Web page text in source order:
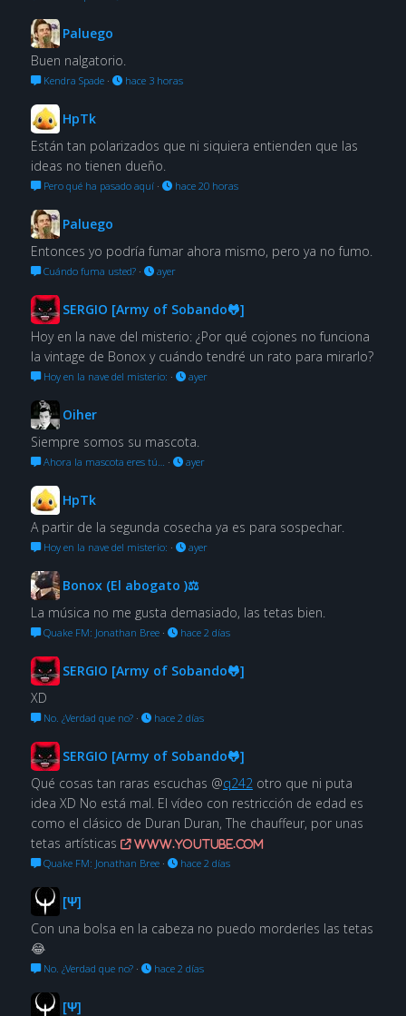
Paluego
Buen nalgatorio.
Kendra Spade· hace 3 horas
HpTk
Están tan polarizados que ni siquiera entienden que las
ideas no tienen dueño.
Pero qué ha pasado aquí· hace 20 horas
Paluego
Entonces yo podría fumar ahora mismo, pero ya no fumo.
Cuándo fuma usted?· ayer
SERGIO [Army of Sobando🐸]
Hoy en la nave del misterio: ¿Por qué cojones no funciona
la vintage de Bonox y cuándo tendré un rato para mirarlo?
Hoy en la nave del misterio: · ayer
Oiher
Siempre somos su mascota.
Ahora la mascota eres tú… · ayer
HpTk
A partir de la segunda cosecha ya es para sospechar.
Hoy en la nave del misterio: · ayer
Bonox (El abogato )⚖
La música no me gusta demasiado, las tetas bien.
Quake FM: Jonathan Bree· hace 2 días
SERGIO [Army of Sobando🐸]
XD
No. ¿Verdad que no?· hace 2 días
SERGIO [Army of Sobando🐸]
Qué cosas tan raras escuchas @q242 otro que ni puta
idea XD No está mal. El vídeo con restricción de edad es
como el clásico de Duran Duran, The chauffeur, por unas
tetas artísticas
www.youtube.com
Quake FM: Jonathan Bree· hace 2 días
[Ψ]
Con una bolsa en la cabeza no puedo morderles las tetas
😂
No. ¿Verdad que no?· hace 2 días
[Ψ]